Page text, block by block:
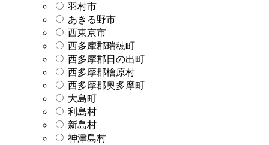
羽村市
あきる野市
西東京市
西多摩郡瑞穂町
西多摩郡日の出町
西多摩郡檜原村
西多摩郡奥多摩町
大島町
利島村
新島村
神津島村